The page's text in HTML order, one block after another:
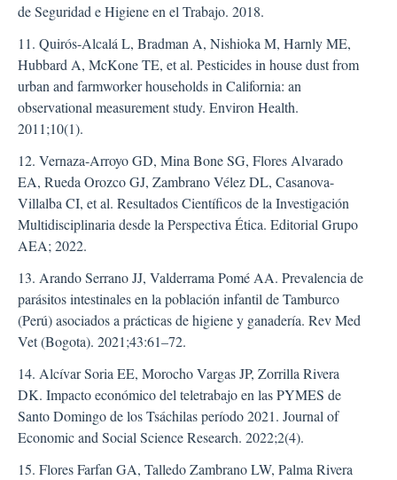
de Seguridad e Higiene en el Trabajo. 2018.
11. Quirós-Alcalá L, Bradman A, Nishioka M, Harnly ME,
Hubbard A, McKone TE, et al. Pesticides in house dust from
urban and farmworker households in California: an
observational measurement study. Environ Health.
2011;10(1).
12. Vernaza-Arroyo GD, Mina Bone SG, Flores Alvarado
EA, Rueda Orozco GJ, Zambrano Vélez DL, Casanova-
Villalba CI, et al. Resultados Científicos de la Investigación
Multidisciplinaria desde la Perspectiva Ética. Editorial Grupo
AEA; 2022.
13. Arando Serrano JJ, Valderrama Pomé AA. Prevalencia de
parásitos intestinales en la población infantil de Tamburco
(Perú) asociados a prácticas de higiene y ganadería. Rev Med
Vet (Bogota). 2021;43:61–72.
14. Alcívar Soria EE, Morocho Vargas JP, Zorrilla Rivera
DK. Impacto económico del teletrabajo en las PYMES de
Santo Domingo de los Tsáchilas período 2021. Journal of
Economic and Social Science Research. 2022;2(4).
15. Flores Farfan GA, Talledo Zambrano LW, Palma Rivera